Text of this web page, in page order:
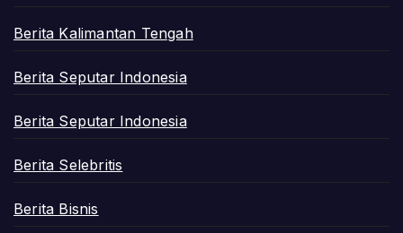
Berita Kalimantan Tengah
Berita Seputar Indonesia
Berita Seputar Indonesia
Berita Selebritis
Berita Bisnis